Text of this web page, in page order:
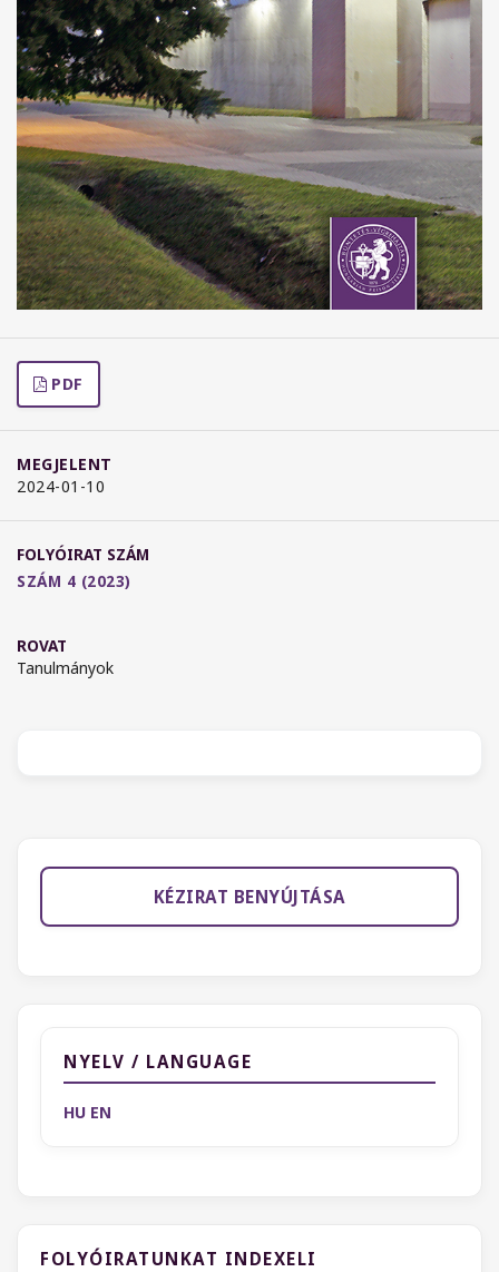
PDF
MEGJELENT
2024-01-10
FOLYÓIRAT SZÁM
SZÁM 4 (2023)
ROVAT
Tanulmányok
KÉZIRAT BENYÚJTÁSA
NYELV / LANGUAGE
HU EN
FOLYÓIRATUNKAT INDEXELI